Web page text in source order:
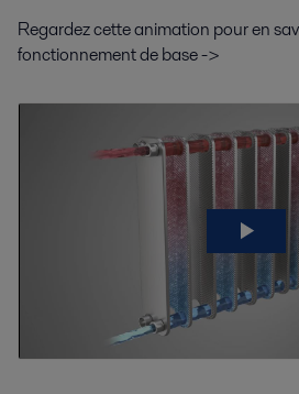
Regardez cette animation pour en
fonctionnement de base ->